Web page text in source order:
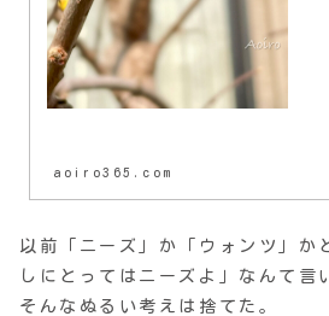
aoiro365.com
以前「ニーズ」か「ウォンツ」か
しにとってはニーズよ」なんて言
そんなぬるい考えは捨てた。